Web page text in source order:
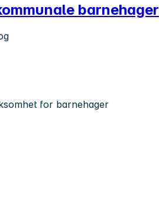
barnehager
for barnehager